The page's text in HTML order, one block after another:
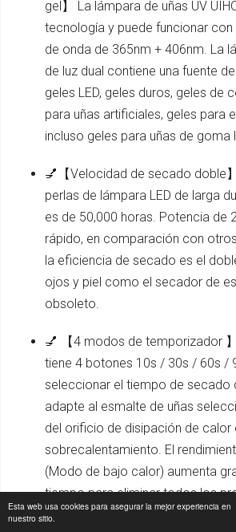
Esta web usa cookies para asegurar la mejor experiencia en
nuestro sitio.
gel】 La lámpara de uñas UV
tecnología y puede funcionar con
de onda de 365nm + 406nm. La
de luz dual contiene una fuente de
geles LED, geles duros, geles de
para uñas artificiales, geles para
incluso geles para uñas de goma
💅【Velocidad de secado doble
perlas de lámpara LED de larga
es de 50,000 horas. Potencia de
rápido, en comparación con
la eficiencia de secado es el
ojos y piel como el secador de
obsoleto.
💅 【4 modos de temporizador
tiene 4 botones 10s / 30s / 60s /
seleccionar el tiempo de secado
adapte al esmalte de uñas
del orificio de disipación de calor
sobrecalentamiento. El
(Modo de bajo calor) aumenta
tiempo para eliminar todos los
causados por el gel solidificado.